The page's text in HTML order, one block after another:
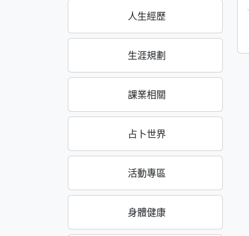
人生經歷
生涯規劃
課業相關
占卜世界
活動專區
身體健康